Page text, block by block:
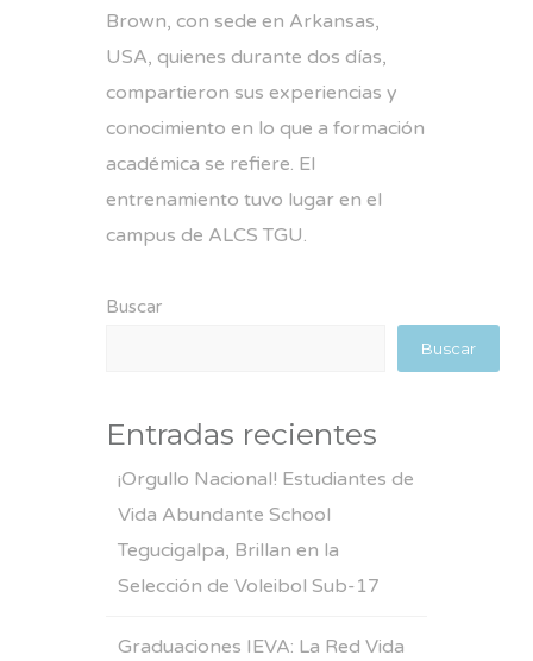
Brown, con sede en Arkansas,
USA, quienes durante dos días,
compartieron sus experiencias y
conocimiento en lo que a formación
académica se refiere. El
entrenamiento tuvo lugar en el
campus de ALCS TGU.
Buscar
Buscar
Entradas recientes
¡Orgullo Nacional! Estudiantes de
Vida Abundante School
Tegucigalpa, Brillan en la
Selección de Voleibol Sub-17
Graduaciones IEVA: La Red Vida